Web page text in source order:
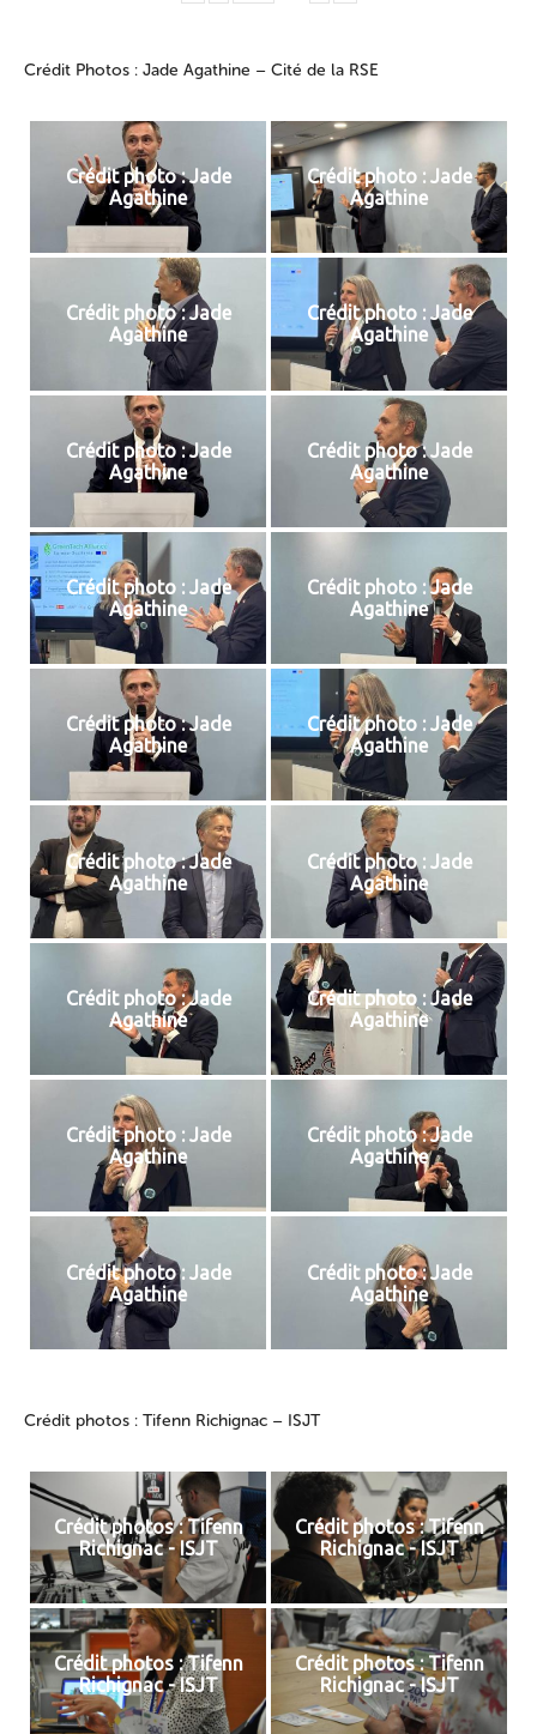
Crédit Photos : Jade Agathine – Cité de la RSE
Crédit photo : Jade
Agathine
Crédit photo : Jade
Agathine
Crédit photo : Jade
Agathine
Crédit photo : Jade
Agathine
Crédit photo : Jade
Agathine
Crédit photo : Jade
Agathine
Crédit photo : Jade
Agathine
Crédit photo : Jade
Agathine
Crédit photo : Jade
Agathine
Crédit photo : Jade
Agathine
Crédit photo : Jade
Agathine
Crédit photo : Jade
Agathine
Crédit photo : Jade
Agathine
Crédit photo : Jade
Agathine
Crédit photo : Jade
Agathine
Crédit photo : Jade
Agathine
Crédit photo : Jade
Agathine
Crédit photo : Jade
Agathine
Crédit photos : Tifenn Richignac – ISJT
Crédit photos : Tifenn
Richignac - ISJT
Crédit photos : Tifenn
Richignac - ISJT
Crédit photos : Tifenn
Richignac - ISJT
Crédit photos : Tifenn
Richignac - ISJT